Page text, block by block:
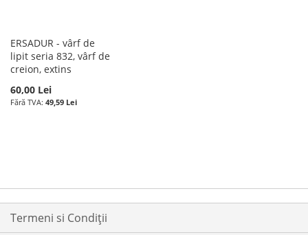
ERSADUR - vârf de
lipit seria 832, vârf de
creion, extins
60,00 Lei
49,59 Lei
Termeni si Condiții